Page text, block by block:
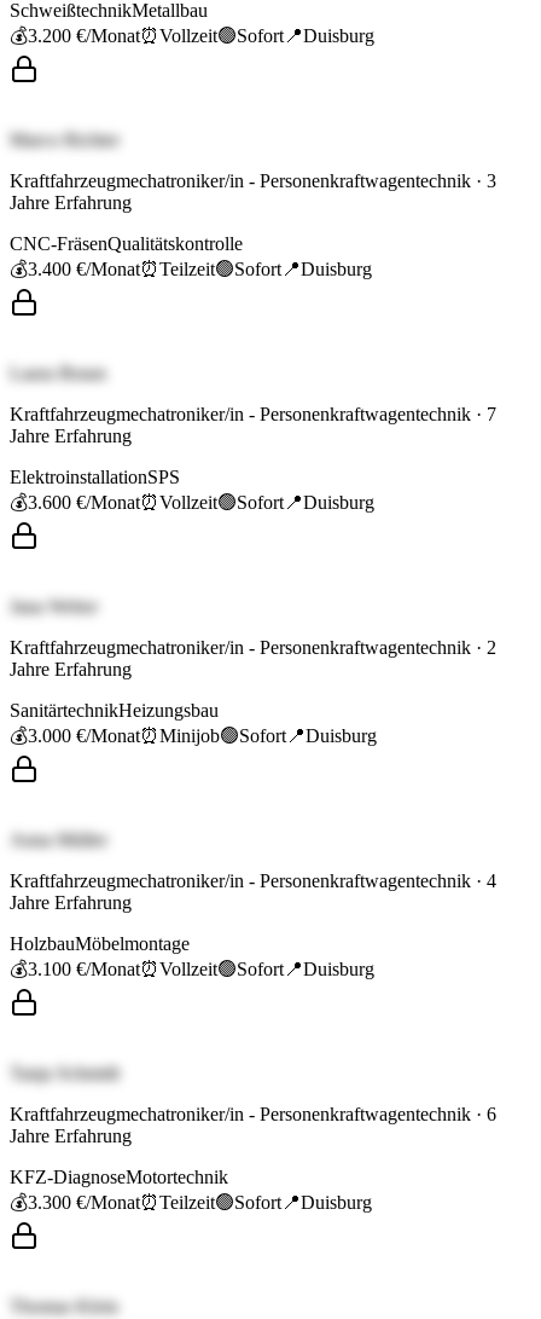
SchweißtechnikMetallbau
💰3.200 €/Monat⏰Vollzeit🟢Sofort 📍Duisburg
Marco Richter
Kraftfahrzeugmechatroniker/in - Personenkraftwagentechnik · 3
Jahre Erfahrung
CNC-FräsenQualitätskontrolle
💰3.400 €/Monat⏰Teilzeit🟢Sofort 📍Duisburg
Laura Braun
Kraftfahrzeugmechatroniker/in - Personenkraftwagentechnik · 7
Jahre Erfahrung
ElektroinstallationSPS
💰3.600 €/Monat⏰Vollzeit🟢Sofort 📍Duisburg
Jana Weber
Kraftfahrzeugmechatroniker/in - Personenkraftwagentechnik · 2
Jahre Erfahrung
SanitärtechnikHeizungsbau
💰3.000 €/Monat⏰Minijob🟢Sofort 📍Duisburg
Anna Müller
Kraftfahrzeugmechatroniker/in - Personenkraftwagentechnik · 4
Jahre Erfahrung
HolzbauMöbelmontage
💰3.100 €/Monat⏰Vollzeit🟢Sofort 📍Duisburg
Tanja Schmidt
Kraftfahrzeugmechatroniker/in - Personenkraftwagentechnik · 6
Jahre Erfahrung
KFZ-DiagnoseMotortechnik
💰3.300 €/Monat⏰Teilzeit🟢Sofort 📍Duisburg
Thomas Klein